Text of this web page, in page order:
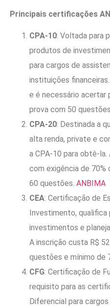
Principais certificações
CPA-10: Voltada para
produtos de
para cargos de
instituições
e é necessário acertar
prova com 50
CPA-20: Destinada a
alta renda, private e
a CPA-10 para obtê-la.
com exigência de 70%
60 questões. ANBIMA
CEA: Certificação de
Investimento,
investimentos e
A inscrição custa R$
questões e mínimo de
CFG: Certificação de
requisito para as
Diferencial para